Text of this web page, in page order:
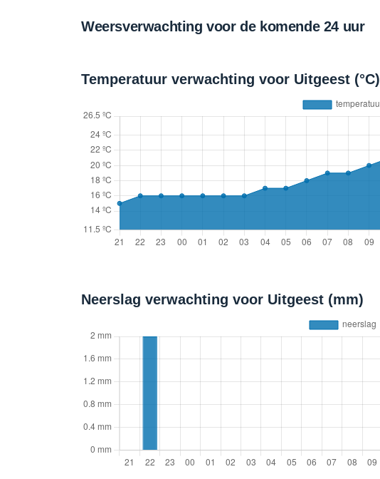
Weersverwachting voor de komende 24 uur
Temperatuur verwachting voor Uitgeest (°C)
Neerslag verwachting voor Uitgeest (mm)